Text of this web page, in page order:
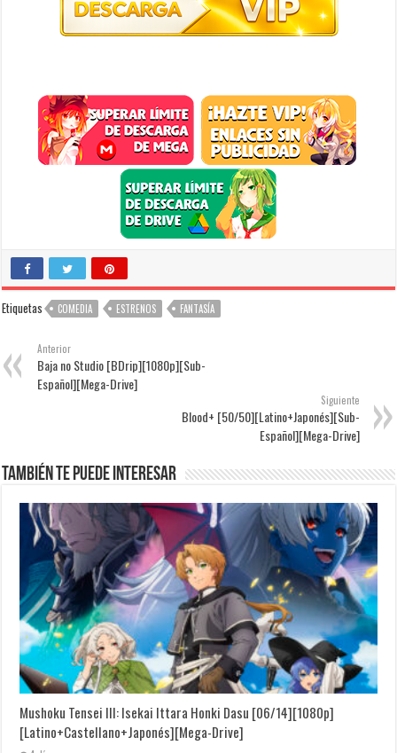
Etiquetas COMEDIA ESTRENOS FANTASÍA
Anterior
Baja no Studio [BDrip][1080p][Sub-
Español][Mega-Drive]
Siguiente
Blood+ [50/50][Latino+Japonés][Sub-
Español][Mega-Drive]
También te puede interesar
Mushoku Tensei III: Isekai Ittara Honki Dasu [06/14][1080p]
[Latino+Castellano+Japonés][Mega-Drive]